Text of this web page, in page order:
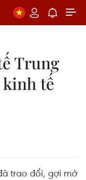
Trung
kinh tế
trao đổi, gợi mở